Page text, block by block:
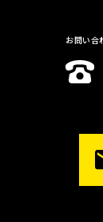
お問い合